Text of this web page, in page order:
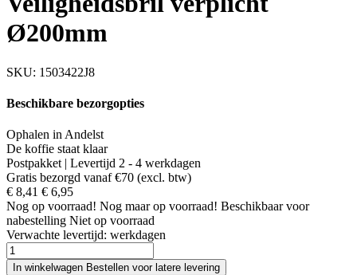
Ø200mm
SKU: 1503422J8
Beschikbare bezorgopties
Ophalen in Andelst
De koffie staat klaar
Postpakket | Levertijd 2 - 4 werkdagen
Gratis bezorgd vanaf €70 (excl. btw)
€ 8,41 € 6,95
Nog op voorraad! Nog maarop voorraad! Beschikbaar voor
nabestelling Niet op voorraad
Verwachte levertijd: werkdagen
In winkelwagen Bestellen voor latere levering